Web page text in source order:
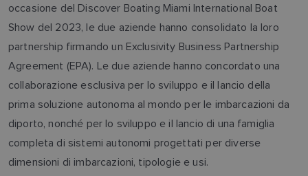
occasione del Discover Boating Miami International Boat
Show del 2023, le due aziende hanno consolidato la loro
partnership firmando un Exclusivity Business Partnership
Agreement (EPA). Le due aziende hanno concordato una
collaborazione esclusiva per lo sviluppo e il lancio della
prima soluzione autonoma al mondo per le imbarcazioni da
diporto, nonché per lo sviluppo e il lancio di una famiglia
completa di sistemi autonomi progettati per diverse
dimensioni di imbarcazioni, tipologie e usi.